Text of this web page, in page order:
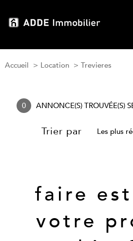
Accueil Location Trevieres
0 ANNONCE(S) TROUVÉE(S)
Trier par Les plus
faire
votre